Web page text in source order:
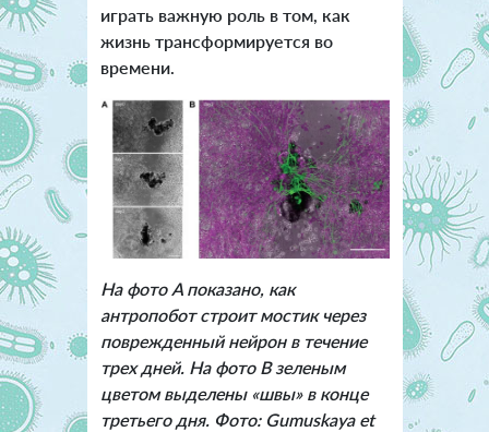
играть важную роль в том, как
жизнь трансформируется во
времени.
На фото A показано, как
антропобот строит мостик через
поврежденный нейрон в течение
трех дней. На фото B зеленым
цветом выделены «швы» в конце
третьего дня. Фото: Gumuskaya et